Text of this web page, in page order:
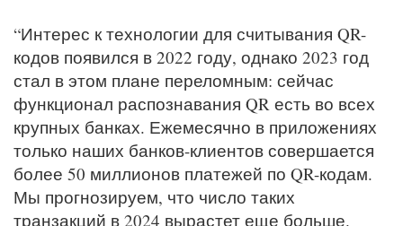
“Интерес к технологии для считывания QR-
кодов появился в 2022 году, однако 2023 год
стал в этом плане переломным: сейчас
функционал распознавания QR есть во всех
крупных банках. Ежемесячно в приложениях
только наших банков-клиентов совершается
более 50 миллионов платежей по QR-кодам.
Мы прогнозируем, что число таких
транзакций в 2024 вырастет еще больше.